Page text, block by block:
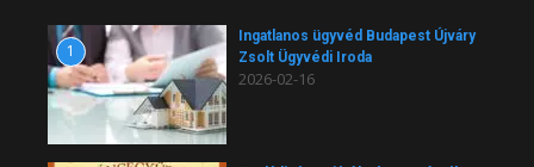
1
Ingatlanos ügyvéd Budapest Újváry
Zsolt Ügyvédi Iroda
2026-02-16